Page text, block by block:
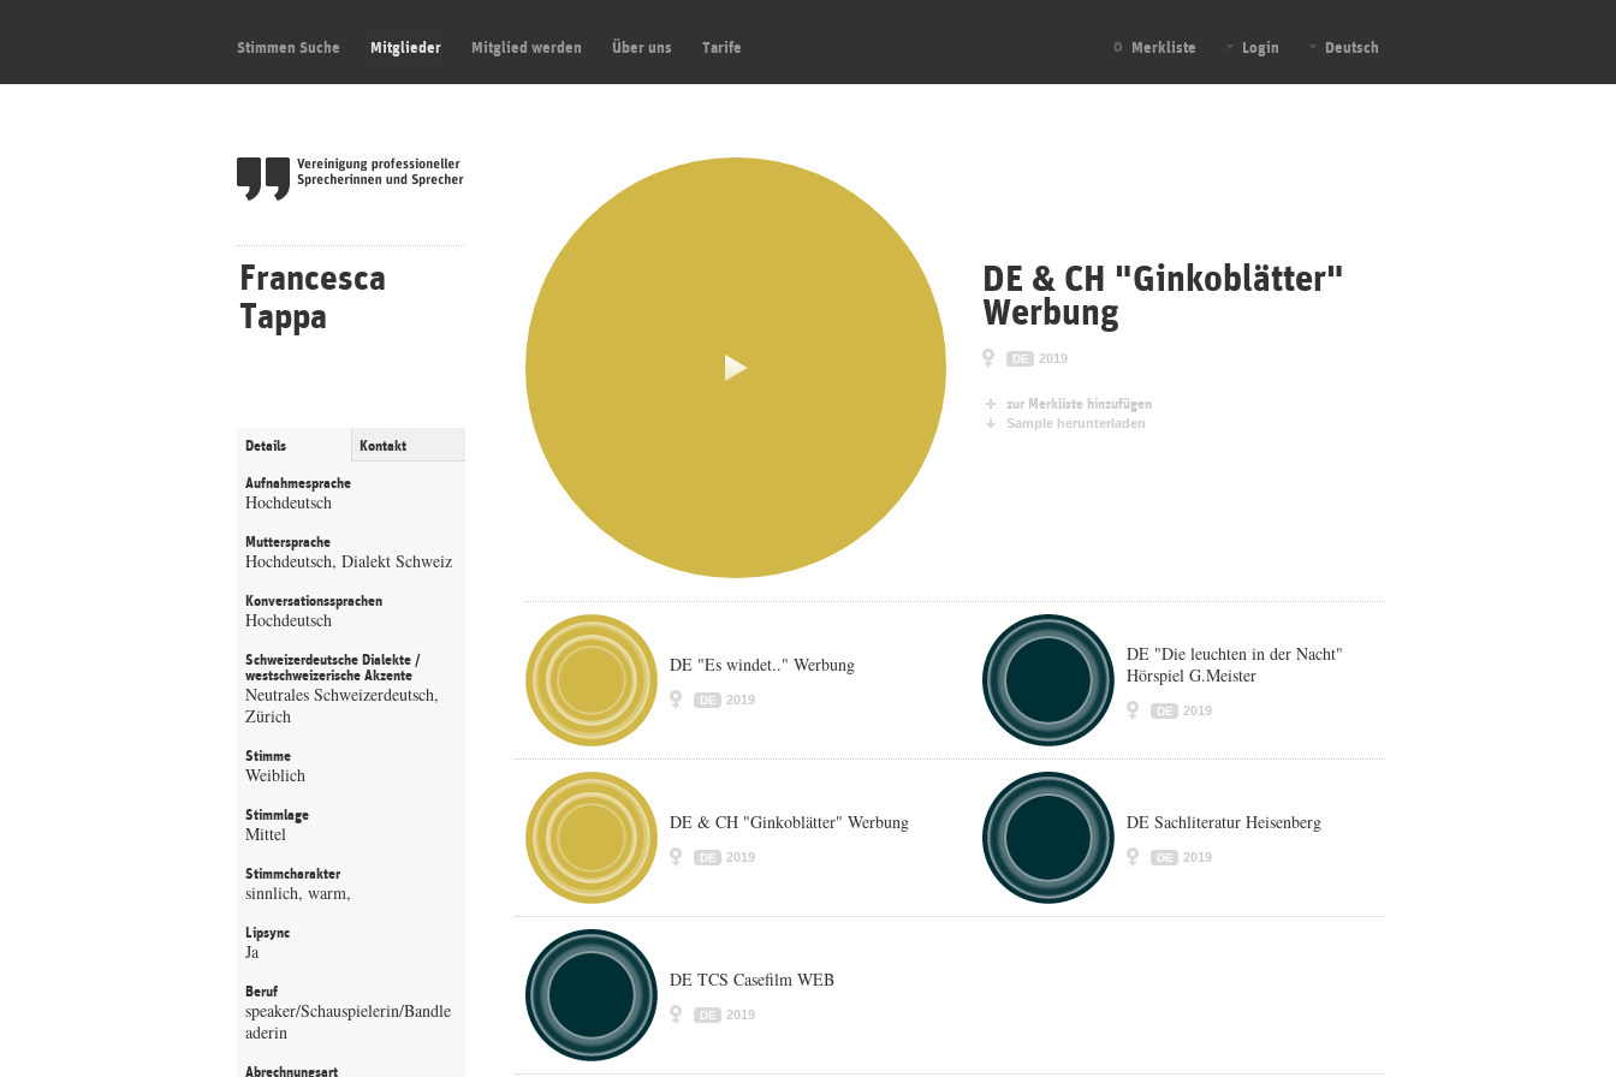
Stimmen Suche Mitglieder Mitglied werden Über uns Tarife 0 Merkliste Login Deutsch
Francesca
Tappa
Details Kontakt
Aufnahmesprache
Hochdeutsch
Muttersprache
Hochdeutsch, Dialekt Schweiz
Konversationssprachen
Hochdeutsch
Schweizerdeutsche Dialekte /
westschweizerische Akzente
Neutrales Schweizerdeutsch,
Zürich
Stimme
Weiblich
Stimmlage
Mittel
Stimmcharakter
sinnlich, warm,
Lipsync
Ja
Beruf
speaker/Schauspielerin/Bandle
aderin
Abrechnungsart
DE & CH "Ginkoblätter"
Werbung
DE 2019
zur Merkliste hinzufügen
Sample herunterladen
DE "Es windet.." Werbung
DE 2019
DE "Die leuchten in der Nacht"
Hörspiel G.Meister
DE 2019
DE & CH "Ginkoblätter" Werbung
DE 2019
DE Sachliteratur Heisenberg
DE 2019
DE TCS Casefilm WEB
DE 2019